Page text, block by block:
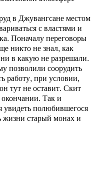
в Джувангсане местом
с властями и
Поначалу переговоры
никто не знал, как
в какую не разрешали.
позволили соорудить
работу, при условии,
тут не оставит. Скит
окончании. Так и
увидеть полюбившегося
жизни старый монах и